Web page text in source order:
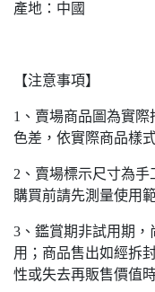
產地：中國
【注意事項】
1、賣場商品圖為實
色差，依實際商品樣
2、賣場標示尺寸為手
購買前請先測量使用
3、鑑賞期非試用期
用；商品售出如經拆
性或失去再販售價值